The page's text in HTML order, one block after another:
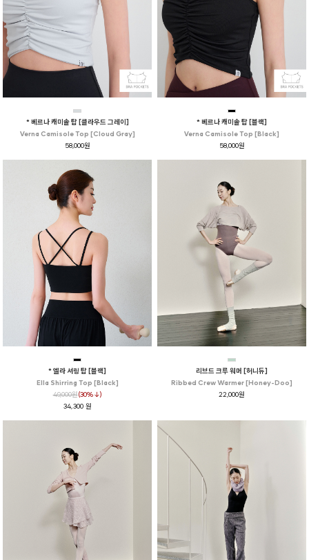
* 베르나 캐미솔 탑 [클라우드 그레이]
Verna Camisole Top [Cloud Gray]
58,000원
* 베르나 캐미솔 탑 [블랙]
Verna Camisole Top [Black]
58,000원
* 엘라 셔링 탑 [블랙]
Ella Shirring Top [Black]
49,000원(30%↓)
34,300 원
리브드 크루 워머 [허니듀]
Ribbed Crew Warmer [Honey-Doo]
22,000원